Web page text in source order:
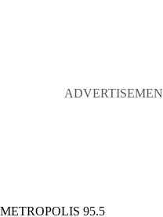
METROPOLIS 95.5